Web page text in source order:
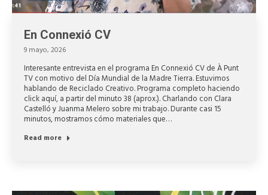
En Connexió CV
9 mayo, 2026
Interesante entrevista en el programa En Connexió CV de À Punt
TV con motivo del Día Mundial de la Madre Tierra. Estuvimos
hablando de Reciclado Creativo. Programa completo haciendo
click aquí, a partir del minuto 38 (aprox.). Charlando con Clara
Castelló y Juanma Melero sobre mi trabajo. Durante casi 15
minutos, mostramos cómo materiales que…
Read more